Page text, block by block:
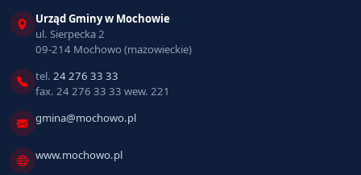
Urząd Gminy w Mochowie
ul. Sierpecka 2
09-214 Mochowo (mazowieckie)
tel. 24 276 33 33
fax. 24 276 33 33 wew. 221
gmina@mochowo.pl
www.mochowo.pl